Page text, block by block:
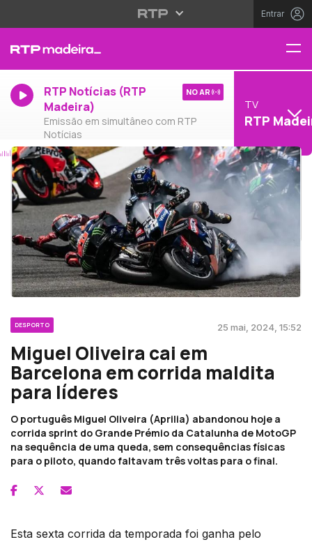
Entrar
RTP Notícias (RTP
Madeira)
Emissão em simultâneo com RTP
Notícias
NO AR
TV
RTP
DESPORTO 25 mai, 2024, 15:52
Miguel Oliveira cai em
Barcelona em corrida maldita
para líderes
O português Miguel Oliveira (Aprilia) abandonou hoje a
corrida sprint do Grande Prémio da Catalunha de MotoGP
na sequência de uma queda, sem consequências físicas
para o piloto, quando faltavam três voltas para o final.
Esta sexta corrida da temporada foi ganha pelo